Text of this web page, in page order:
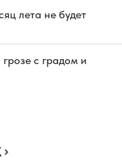
лета не будет
с градом и